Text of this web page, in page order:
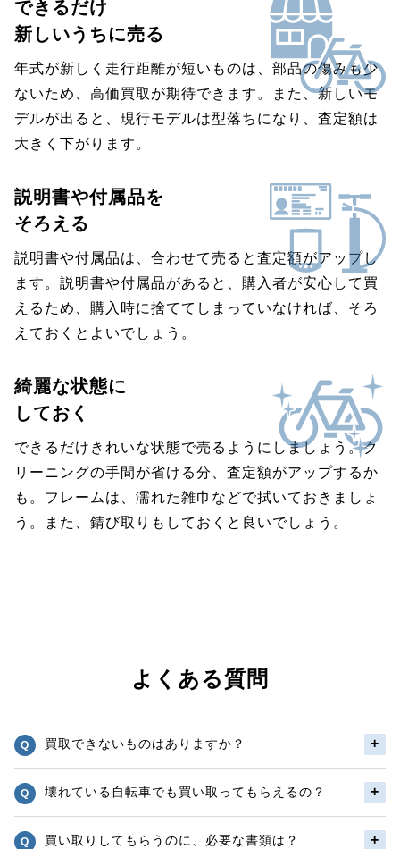
できるだけ
新しいうちに売る
年式が新しく走行距離が短いものは、部品の傷みも少
ないため、高価買取が期待できます。また、新しいモ
デルが出ると、現行モデルは型落ちになり、査定額は
大きく下がります。
説明書や付属品を
そろえる
説明書や付属品は、合わせて売ると査定額がアップし
ます。説明書や付属品があると、購入者が安心して買
えるため、購入時に捨ててしまっていなければ、そろ
えておくとよいでしょう。
綺麗な状態に
しておく
できるだけきれいな状態で売るようにしましょう。ク
リーニングの手間が省ける分、査定額がアップするか
も。フレームは、濡れた雑巾などで拭いておきましょ
う。また、錆び取りもしておくと良いでしょう。
よくある質問
買取できないものはありますか？
壊れている自転車でも買い取ってもらえるの？
買い取りしてもらうのに、必要な書類は？